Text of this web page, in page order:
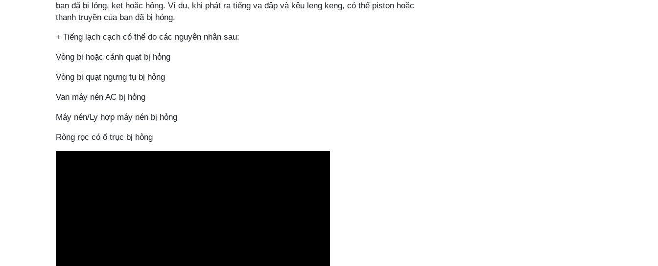
bạn đã bị lỏng, kẹt hoặc hỏng. Ví dụ, khi phát ra tiếng va đập và kêu leng keng, có thể piston hoặc
thanh truyền của bạn đã bị hỏng.
+ Tiếng lạch cạch có thể do các nguyên nhân sau:
Vòng bi hoặc cánh quạt bị hỏng
Vòng bi quạt ngưng tụ bị hỏng
Van máy nén AC bị hỏng
Máy nén/Ly hợp máy nén bị hỏng
Ròng rọc có ổ trục bị hỏng